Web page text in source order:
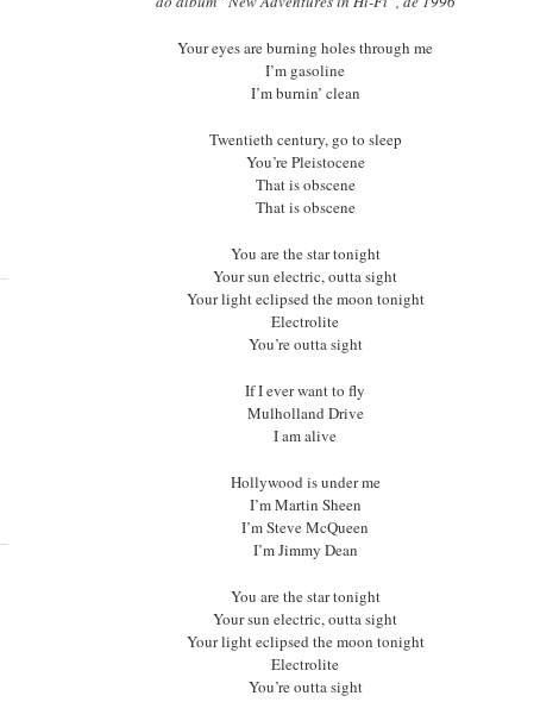
Your eyes are burning holes through me
I’m gasoline
I’m burnin’ clean
Twentieth century, go to sleep
You’re Pleistocene
That is obscene
That is obscene
You are the star tonight
Your sun electric, outta sight
Your light eclipsed the moon tonight
Electrolite
You’re outta sight
If I ever want to fly
Mulholland Drive
I am alive
Hollywood is under me
I’m Martin Sheen
I’m Steve McQueen
I’m Jimmy Dean
You are the star tonight
Your sun electric, outta sight
Your light eclipsed the moon tonight
Electrolite
You’re outta sight